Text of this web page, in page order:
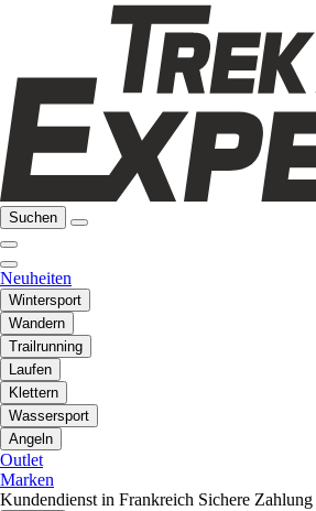
Suchen
Neuheiten
Wintersport
Wandern
Trailrunning
Laufen
Klettern
Wassersport
Angeln
Outlet
Marken
Kundendienst in Frankreich Sichere Zahlung